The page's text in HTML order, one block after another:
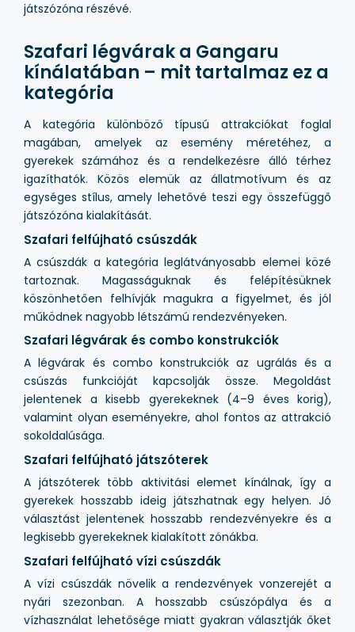
játszózóna részévé.
Szafari légvárak a Gangaru
kínálatában – mit tartalmaz ez a
kategória
A kategória különböző típusú attrakciókat foglal
magában, amelyek az esemény méretéhez, a
gyerekek számához és a rendelkezésre álló térhez
igazíthatók. Közös elemük az állatmotívum és az
egységes stílus, amely lehetővé teszi egy összefüggő
játszózóna kialakítását.
Szafari felfújható csúszdák
A csúszdák a kategória leglátványosabb elemei közé
tartoznak. Magasságuknak és felépítésüknek
köszönhetően felhívják magukra a figyelmet, és jól
működnek nagyobb létszámú rendezvényeken.
Szafari légvárak és combo konstrukciók
A légvárak és combo konstrukciók az ugrálás és a
csúszás funkcióját kapcsolják össze. Megoldást
jelentenek a kisebb gyerekeknek (4–9 éves korig),
valamint olyan eseményekre, ahol fontos az attrakció
sokoldalúsága.
Szafari felfújható játszóterek
A játszóterek több aktivitási elemet kínálnak, így a
gyerekek hosszabb ideig játszhatnak egy helyen. Jó
választást jelentenek hosszabb rendezvényekre és a
legkisebb gyerekeknek kialakított zónákba.
Szafari felfújható vízi csúszdák
A vízi csúszdák növelik a rendezvények vonzerejét a
nyári szezonban. A hosszabb csúszópálya és a
vízhasználat lehetősége miatt gyakran választják őket